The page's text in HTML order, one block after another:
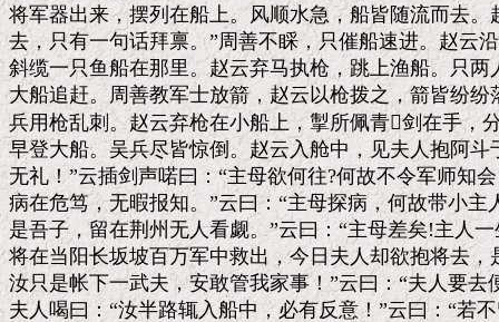
将军器出来，摆列在船上。风顺水急，船皆随流而去。
去，只有一句话拜禀。”周善不睬，只催船速进。赵云
斜缆一只鱼船在那里。赵云弃马执枪，跳上渔船。只
大船追赶。周善教军士放箭，赵云以枪拨之，箭皆纷
兵用枪乱刺。赵云弃枪在小船上，掣所佩青剑在手，
早登大船。吴兵尽皆惊倒。赵云入舱中，见夫人抱阿斗
无礼！”云插剑声喏曰：“主母欲何往?何故不令军师知
病在危笃，无暇报知。”云曰：“主母探病，何故带小主
是吾子，留在荆州无人看觑。”云曰：“主母差矣!主人
将在当阳长坂坡百万军中救出，今日夫人却欲抱将去，
汝只是帐下一武夫，安敢管我家事！”云曰：“夫人要去
夫人喝曰：“汝半路辄入船中，必有反意！”云曰：“若